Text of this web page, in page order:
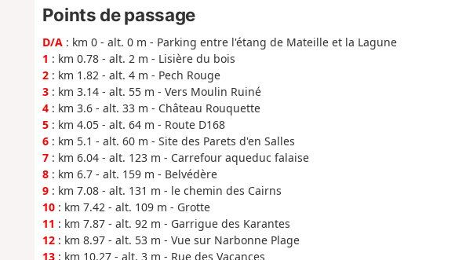
Points de passage
D/A: km 0 - alt. 0 m - Parking entre l'étang de Mateille et la Lagune
1 : km 0.78 - alt. 2 m - Lisière du bois
2: km 1.82 - alt. 4 m - Pech Rouge
3: km 3.14 - alt. 55 m - Vers Moulin Ruiné
4: km 3.6 - alt. 33 m - Château Rouquette
5: km 4.05 - alt. 64 m - Route D168
6: km 5.1 - alt. 60 m - Site des Parets d'en Salles
7: km 6.04 - alt. 123 m - Carrefour aqueduc falaise
8: km 6.7 - alt. 159 m - Belvédère
9: km 7.08 - alt. 131 m - le chemin des Cairns
10: km 7.42 - alt. 109 m - Grotte
11 : km 7.87 - alt. 92 m - Garrigue des Karantes
12: km 8.97 - alt. 53 m - Vue sur Narbonne Plage
13: km 10.27 - alt. 3 m - Rue des Vacances